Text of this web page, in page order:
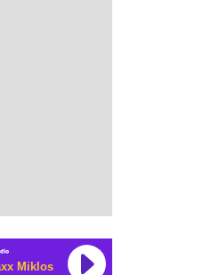
Miklos